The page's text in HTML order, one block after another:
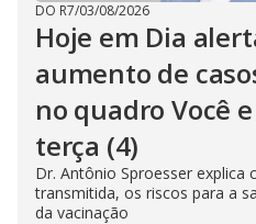
DO R7/03/08/2026
Hoje em Dia
aumento de
no quadro Você
terça (4)
Dr. Antônio Sproesser explica
transmitida, os riscos para a
da vacinação